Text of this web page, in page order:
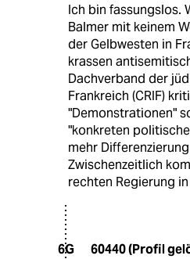
Ich bin fassungslos.
Balmer mit keinem
der Gelbwesten in
krassen
Dachverband der
Frankreich (CRIF)
"Demonstrationen"
"konkreten
mehr
Zwischenzeitlich
rechten Regierung
6G 60440 (Profil